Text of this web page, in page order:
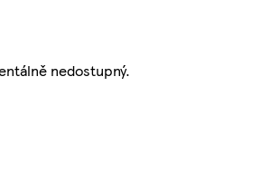
nedostupný.